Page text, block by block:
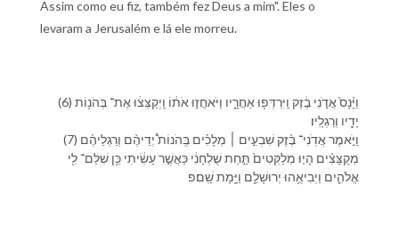
Assim como eu fiz, também fez Deus a mim". Eles o
levaram a Jerusalém e lá ele morreu.
(6) וַ⁠יָּ֨נָס֙ אֲדֹ֣נִי בֶ֔זֶק וַֽ⁠יִּרְדְּפ֖וּ אַחֲרָ֑י⁠ו וַ⁠יֹּאחֲז֣וּ אֹת֔⁠וֹ וַֽ⁠יְקַצְּצ֔וּ אֶת־ בְּהֹנ֥וֹת
יָדָ֖י⁠ו וְ⁠רַגְלָֽי⁠ו׃
(7) וַ⁠יֹּ֣אמֶר אֲדֹֽנִי־ בֶ֗זֶק שִׁבְעִ֣ים ׀ מְלָכִ֡ים בְּֽהֹנוֹת֩ יְדֵי⁠הֶ֨ם וְ⁠רַגְלֵי⁠הֶ֜ם
מְקֻצָּצִ֗ים הָי֤וּ מְלַקְּטִים֙ תַּ֣חַת שֻׁלְחָנִ֔⁠י כַּ⁠אֲשֶׁ֣ר עָשִׂ֔יתִי כֵּ֥ן שִׁלַּם־ לִ֖⁠י
אֱלֹהִ֑ים וַ⁠יְבִיאֻ֥⁠הוּ יְרוּשָׁלִַ֖ם וַ⁠יָּ֥מָת שָֽׁם׃פ